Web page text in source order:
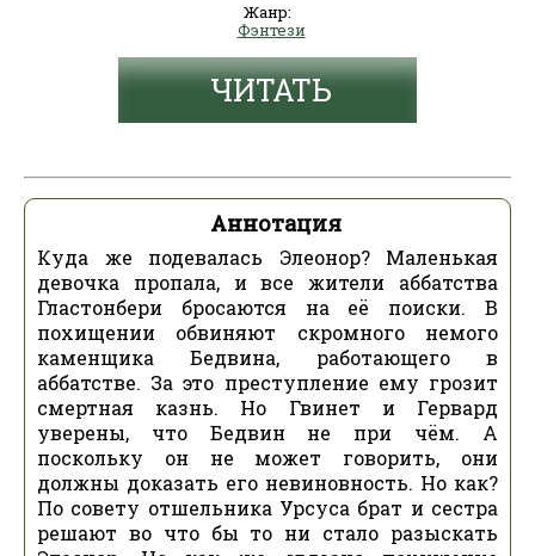
Жанр:
Фэнтези
ЧИТАТЬ
Аннотация
Куда же подевалась Элеонор? Маленькая
девочка пропала, и все жители аббатства
Гластонбери бросаются на её поиски. В
похищении обвиняют скромного немого
каменщика Бедвина, работающего в
аббатстве. За это преступление ему грозит
смертная казнь. Но Гвинет и Гервард
уверены, что Бедвин не при чём. А
поскольку он не может говорить, они
должны доказать его невиновность. Но как?
По совету отшельника Урсуса брат и сестра
решают во что бы то ни стало разыскать